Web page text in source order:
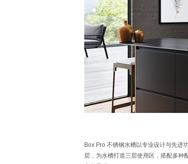
Box Pro 不锈钢水槽以专业设计与先进
层，为水槽打造三层使用区，搭配多种